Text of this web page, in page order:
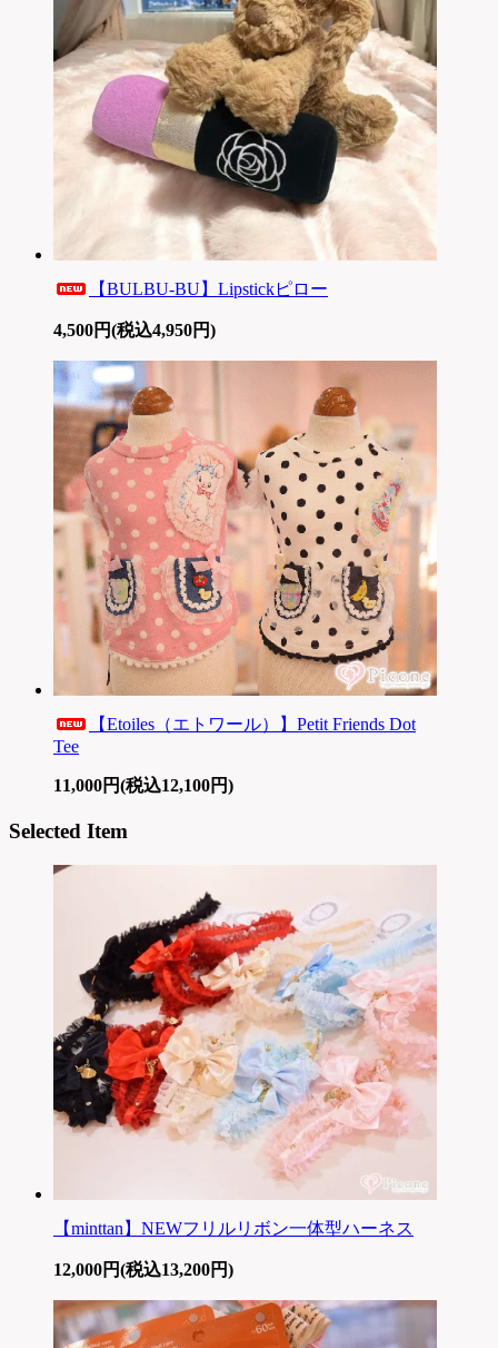
【BULBU-BU】Lipstickピロー
4,500円(税込4,950円)
【Etoiles（エトワール）】Petit Friends Dot
Tee
11,000円(税込12,100円)
Selected Item
【minttan】NEWフリルリボン一体型ハーネス
12,000円(税込13,200円)